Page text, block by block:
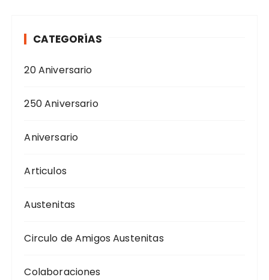
CATEGORÍAS
20 Aniversario
250 Aniversario
Aniversario
Articulos
Austenitas
Circulo de Amigos Austenitas
Colaboraciones